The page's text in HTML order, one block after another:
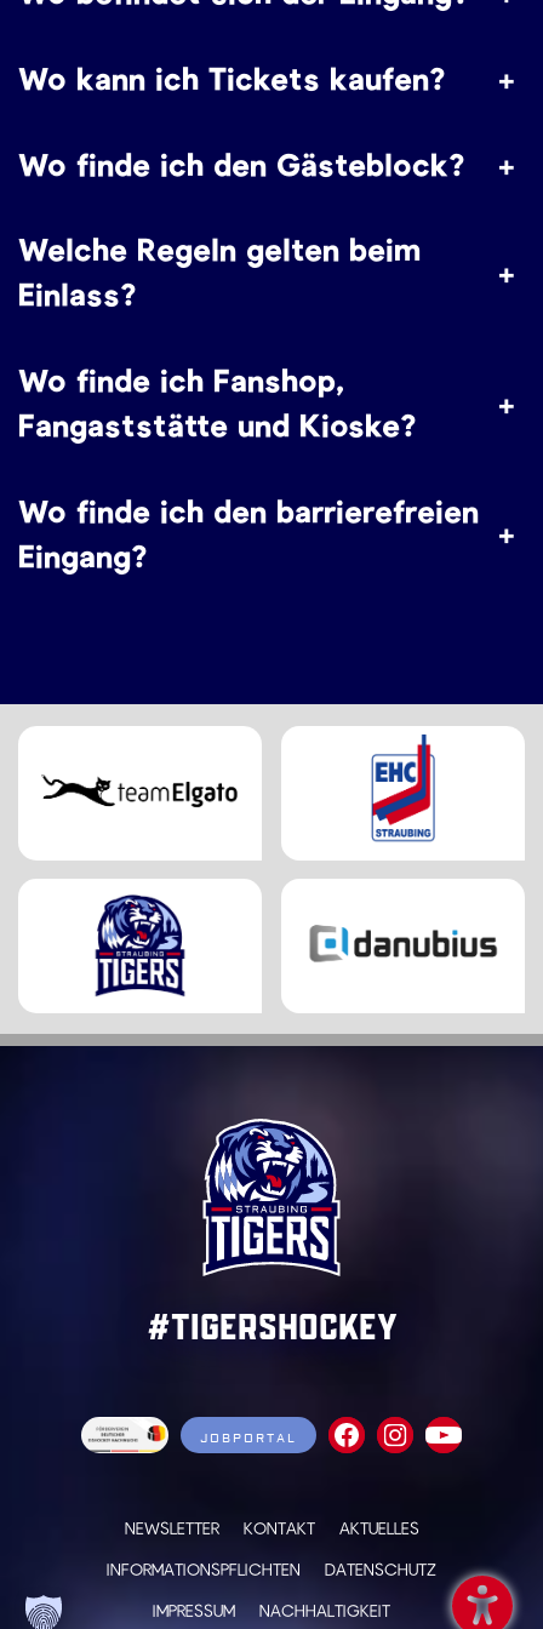
Wo kann ich Tickets kaufen? +
Wo finde ich den Gästeblock? +
Welche Regeln gelten beim
Einlass?
+
Wo finde ich Fanshop,
Fangaststätte und Kioske?
+
Wo finde ich den barrierefreien
Eingang?
+
#TigersHockey
JOBPORTAL
NEWSLETTER KONTAKT
AKTUELLES
INFORMATIONSPFLICHTEN
DATENSCHUTZ
IMPRESSUM
NACHHALTIGKEIT